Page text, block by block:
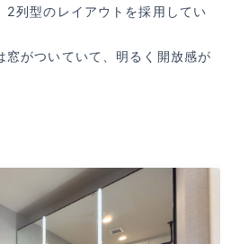
2列型のレイアウトを採用してい
窓がついていて、明るく開放感が